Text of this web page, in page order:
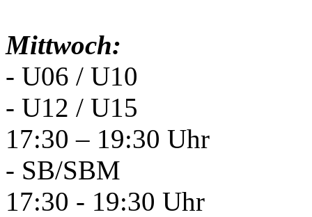
Mittwoch:
- U06 / U10
- U12 / U15
17:30 – 19:30 Uhr
- SB/SBM
17:30 - 19:30 Uhr